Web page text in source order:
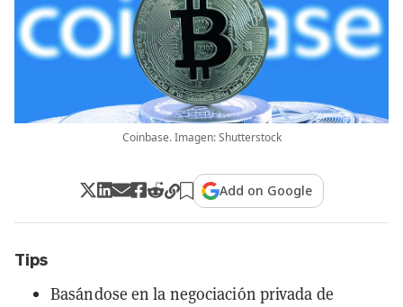
Coinbase. Imagen: Shutterstock
Add on Google
Tips
Basándose en la negociación privada de